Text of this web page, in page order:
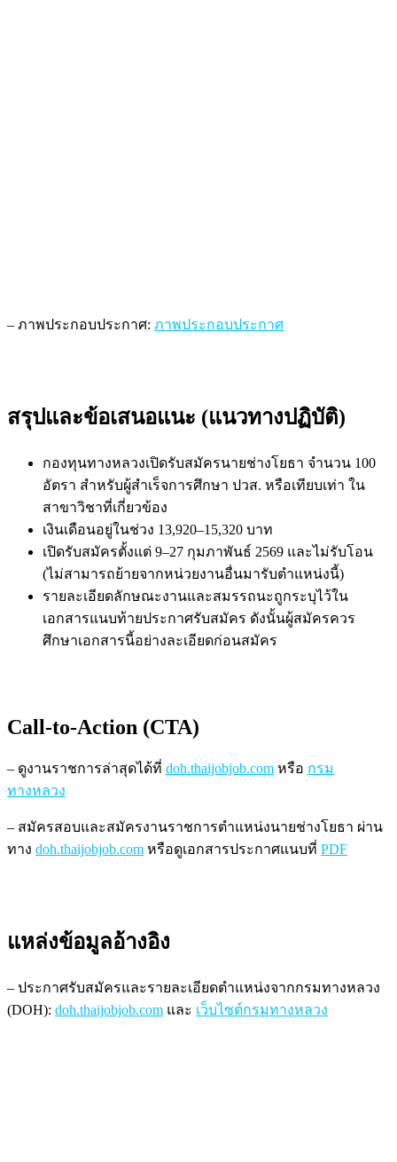
– ภาพประกอบประกาศ: ภาพประกอบประกาศ
สรุปและข้อเสนอแนะ (แนวทางปฏิบัติ)
กองทุนทางหลวงเปิดรับสมัครนายช่างโยธา จำนวน 100
อัตรา สำหรับผู้สำเร็จการศึกษา ปวส. หรือเทียบเท่า ใน
สาขาวิชาที่เกี่ยวข้อง
เงินเดือนอยู่ในช่วง 13,920–15,320 บาท
เปิดรับสมัครตั้งแต่ 9–27 กุมภาพันธ์ 2569 และไม่รับโอน
(ไม่สามารถย้ายจากหน่วยงานอื่นมารับตำแหน่งนี้)
รายละเอียดลักษณะงานและสมรรถนะถูกระบุไว้ใน
เอกสารแนบท้ายประกาศรับสมัคร ดังนั้นผู้สมัครควร
ศึกษาเอกสารนี้อย่างละเอียดก่อนสมัคร
Call-to-Action (CTA)
– ดูงานราชการล่าสุดได้ที่ doh.thaijobjob.com หรือ กรม
ทางหลวง
– สมัครสอบและสมัครงานราชการตำแหน่งนายช่างโยธา ผ่าน
ทาง doh.thaijobjob.com หรือดูเอกสารประกาศแนบที่ PDF
แหล่งข้อมูลอ้างอิง
– ประกาศรับสมัครและรายละเอียดตำแหน่งจากกรมทางหลวง
(DOH): doh.thaijobjob.com และ เว็บไซต์กรมทางหลวง